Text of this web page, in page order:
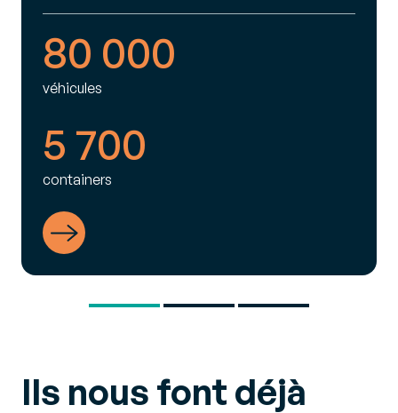
80 000
véhicules
5 700
containers
Consulter le cas client
Ils nous font déjà